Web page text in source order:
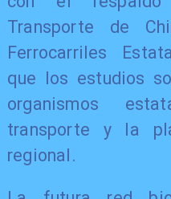
Transporte de
Ferrocarriles
que los estudios
organismos
transporte y la
regional.